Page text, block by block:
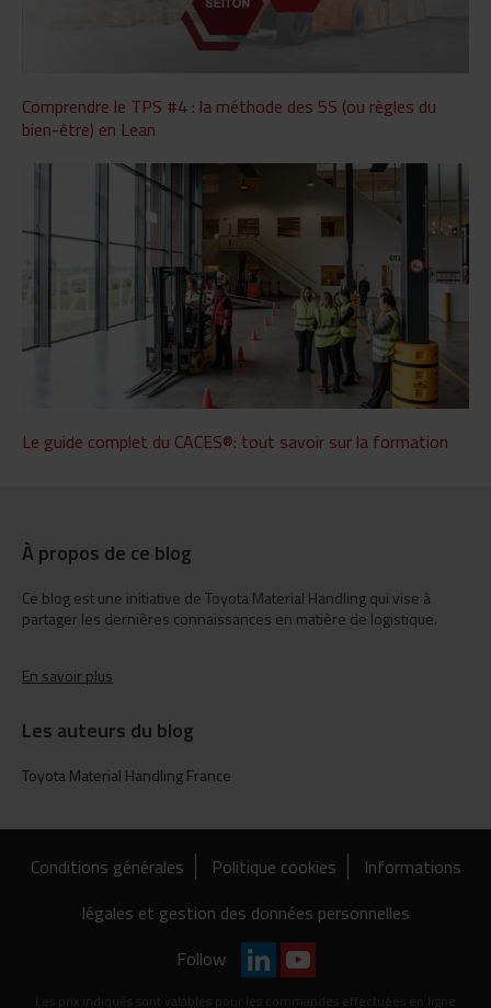
Comprendre le TPS #4 : la méthode des 5S (ou règles du
bien-être) en Lean
Le guide complet du CACES®: tout savoir sur la formation
À propos de ce blog
Ce blog est une initiative de Toyota Material Handling qui vise à
partager les dernières connaissances en matière de logistique.
En savoir plus
Les auteurs du blog
Toyota Material Handling France
Conditions générales Politique cookies
Informations
légales et gestion des données personnelles
Follow
Les prix indiqués sont valables pour les commandes effectuées en ligne